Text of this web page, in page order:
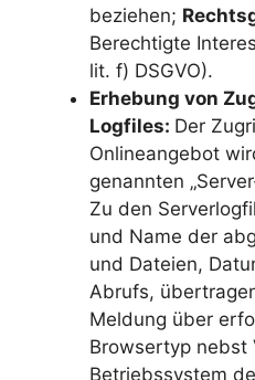
beziehen;
Berechtigte
lit. f) DSGVO).
Erhebung von
Logfiles: Der
Onlineangebot
genannten
Zu den
und Name der
und Dateien,
Abrufs,
Meldung über
Browsertyp nebst
Betriebssystem